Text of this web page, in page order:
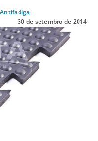
30 de setembro de 2014